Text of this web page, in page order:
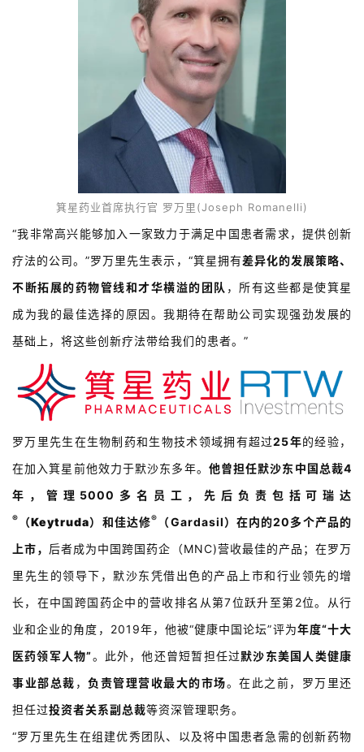
箕星药业首席执行官 罗万里(Joseph Romanelli)
“我非常高兴能够加入一家致力于满足中国患者需求，提供创新
疗法的公司。”罗万里先生表示，“箕星拥有差异化的发展策略、
不断拓展的药物管线和才华横溢的团队 ，所有这些都是使箕星
成为我的最佳选择的原因。我期待在帮助公司实现强劲发展的
基础上，将这些创新疗法带给我们的患者。”
罗万里先生在生物制药和生物技术领域拥有超过25年的经验，
在加入箕星前他效力于默沙东多年。 他曾担任默沙东中国总裁4
年，管理5000多名员工，先后负责包括可瑞达
® （Keytruda）和佳达修® （Gardasil） 在内的20多个产品的
上市， 后者成为中国跨国药企（MNC)营收最佳的产品；在罗万
里先生的领导下，默沙东凭借出色的产品上市和行业领先的增
长，在中国跨国药企中的营收排名从第7位跃升至第2位。从行
业和企业的角度，2019年，他被“健康中国论坛”评为年度“十大
医药领军人物”。此外，他还曾短暂担任过默沙东美国人类健康
事业部总裁 ， 负责管理营收最大的市场。在此之前，罗万里还
担任过投资者关系副总裁等资深管理职务。
“罗万里先生在组建优秀团队、以及将中国患者急需的创新药物